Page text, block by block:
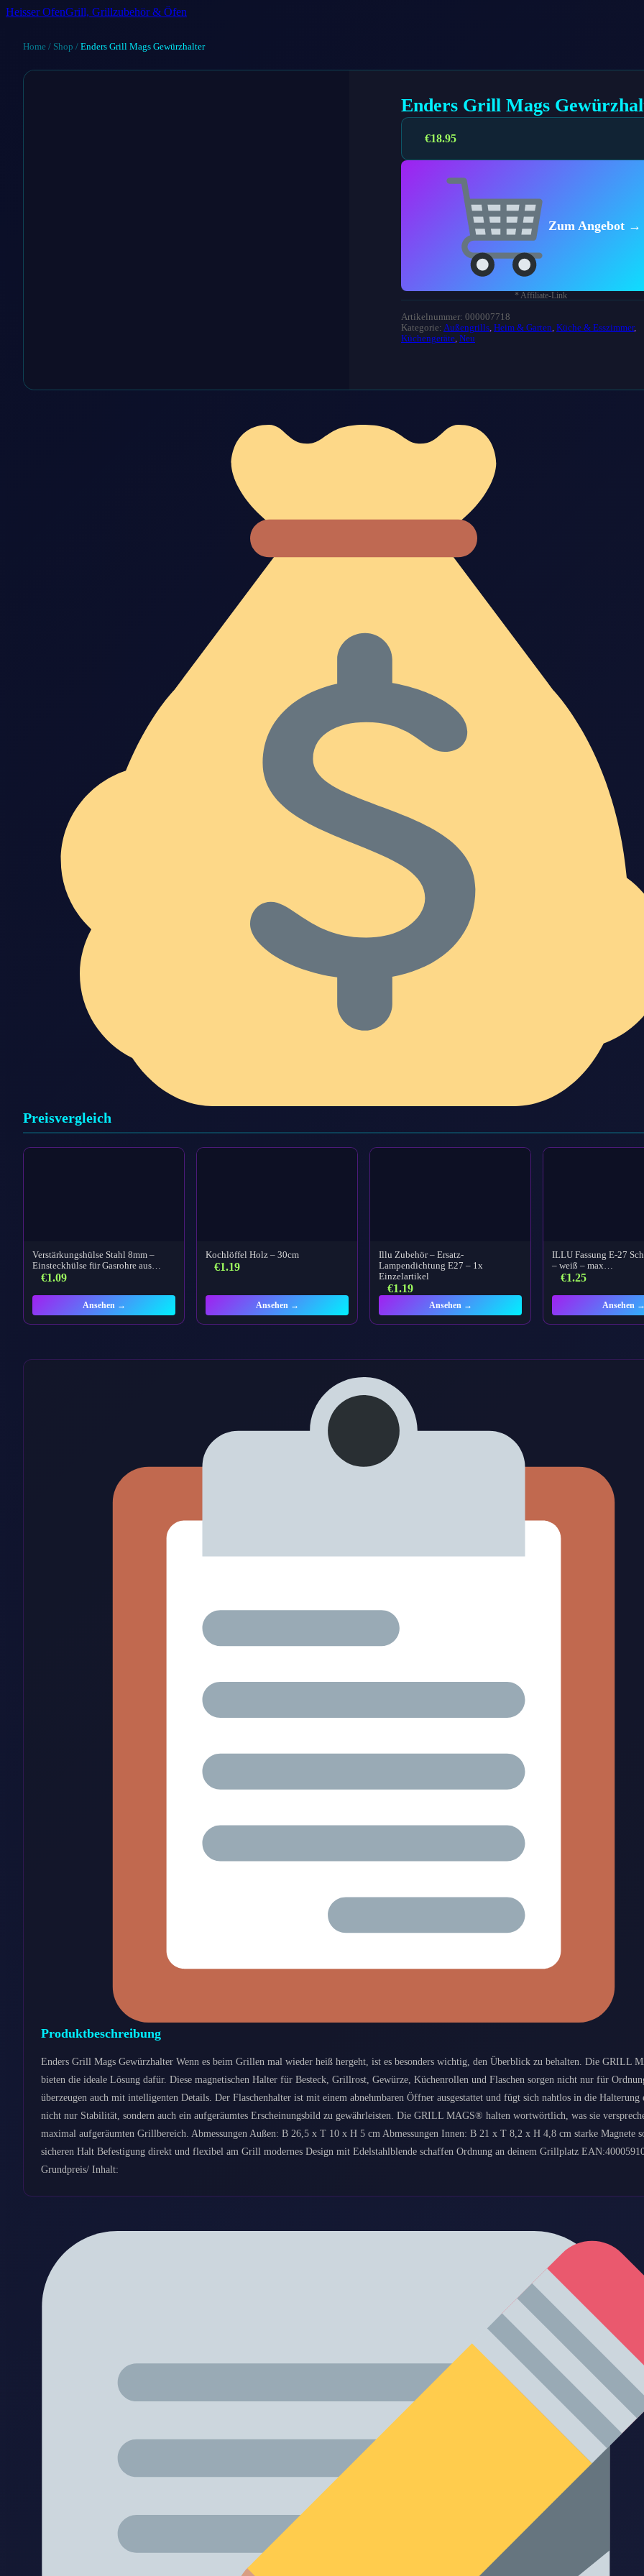
Heisser OfenGrill, Grillzubehör & Öfen
Home / Shop / Enders Grill Mags Gewürzhalter
Enders Grill Mags
€18.95
Zum Angebot →
* Affiliate-Link
Artikelnummer: 000007718
Kategorie: Außengrills, Heim & Garten, Küche & Esszimmer,
Küchengeräte, Neu
Preisvergleich
Verstärkungshülse Stahl 8mm –
Einsteckhülse für Gasrohre aus…
€1.09
Ansehen →
Kochlöffel Holz – 30cm
€1.19
Ansehen →
Illu Zubehör – Ersatz-
Lampendichtung E27 – 1x
Einzelartikel
€1.19
Ansehen →
ILLU Fassung E-27
– weiß – max…
€1.25
Ansehen
Produktbeschreibung
Enders Grill Mags Gewürzhalter Wenn es beim Grillen mal wieder heiß hergeht, ist es besonders wichtig, den Überblick zu behalten. Die GRILL
bieten die ideale Lösung dafür. Diese magnetischen Halter für Besteck, Grillrost, Gewürze, Küchenrollen und Flaschen sorgen nicht nur für
überzeugen auch mit intelligenten Details. Der Flaschenhalter ist mit einem abnehmbaren Öffner ausgestattet und fügt sich nahtlos in die Halterung
nicht nur Stabilität, sondern auch ein aufgeräumtes Erscheinungsbild zu gewährleisten. Die GRILL MAGS® halten wortwörtlich, was sie
maximal aufgeräumten Grillbereich. Abmessungen Außen: B 26,5 x T 10 x H 5 cm Abmessungen Innen: B 21 x T 8,2 x H 4,8 cm starke Magnete
sicheren Halt Befestigung direkt und flexibel am Grill modernes Design mit Edelstahlblende schaffen Ordnung an deinem Grillplatz
Grundpreis/ Inhalt: